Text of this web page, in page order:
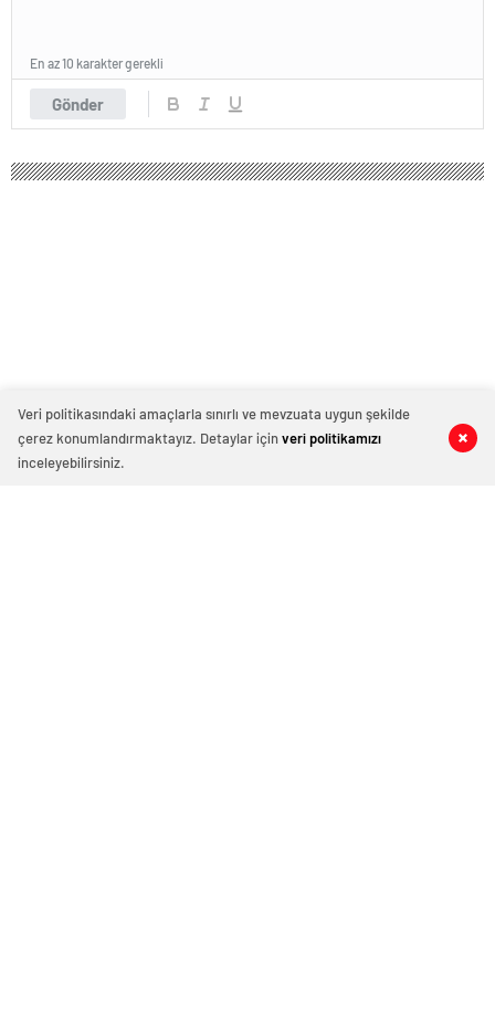
0 0
Gönder
En az 10 karakter gerekli
0 0
Veri politikasındaki amaçlarla sınırlı ve mevzuata uygun şekilde
çerez konumlandırmaktayız. Detaylar içinveri politikamızı
inceleyebilirsiniz.